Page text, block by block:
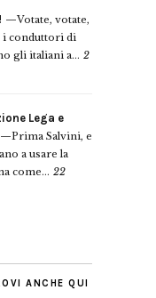
Votate, votate,
i conduttori di
gli italiani a... 2
Lega e
Prima Salvini, e
a usare la
come... 22
ANCHE QUI